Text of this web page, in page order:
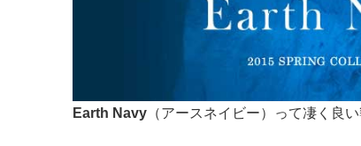
Earth Navy （アースネイビー）って凄く良